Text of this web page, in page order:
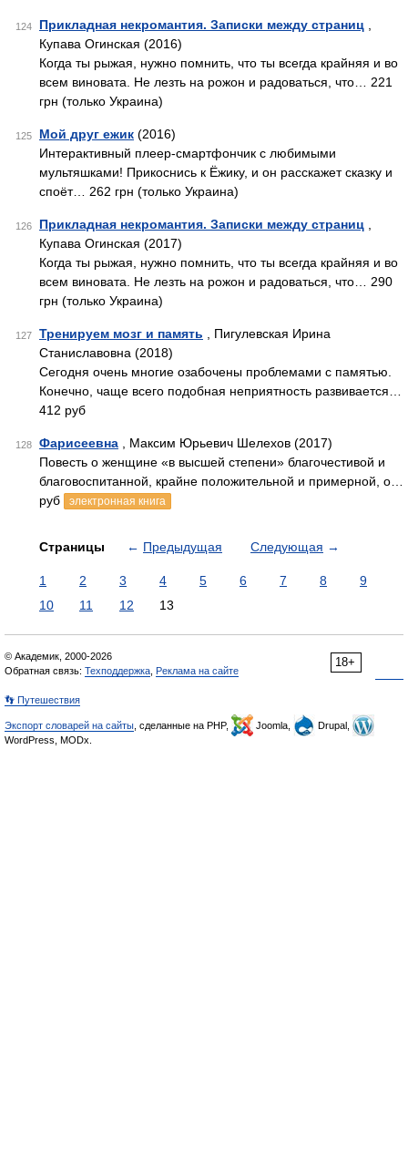
124 Прикладная некромантия. Записки между страниц
Купава Огинская (2016)
Когда ты рыжая, нужно помнить, что ты всегда крайняя и во
всем виновата. Не лезть на рожон и радоваться, что… 221
грн (только Украина)
125 Мой друг ежик (2016)
Интерактивный плеер-смартфончик с любимыми
мультяшками! Прикоснись к Ёжику, и он расскажет сказку и
споёт… 262 грн (только Украина)
126 Прикладная некромантия. Записки между страниц
Купава Огинская (2017)
Когда ты рыжая, нужно помнить, что ты всегда крайняя и во
всем виновата. Не лезть на рожон и радоваться, что… 290
грн (только Украина)
127 Тренируем мозг и память , Пигулевская Ирина
Станиславовна (2018)
Сегодня очень многие озабочены проблемами с памятью.
Конечно, чаще всего подобная неприятность развивается…
412 руб
128 Фарисеевна , Максим Юрьевич Шелехов (2017)
Повесть о женщине «в высшей степени» благочестивой и
благовоспитанной, крайне положительной и примерной, о…
руб
электронная книга
Страницы ← Предыдущая Следующая →
1 2 3 4 5 6 7 8
9
10
11 12 13
18+
© Академик, 2000-2026
Обратная связь: Техподдержка Реклама на сайте
👣 Путешествия
Экспорт словарей на сайты , сделанные на PHP, Joomla,
Drupal,
WordPress, MODx.